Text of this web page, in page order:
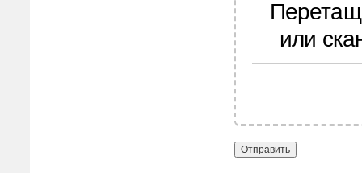
или